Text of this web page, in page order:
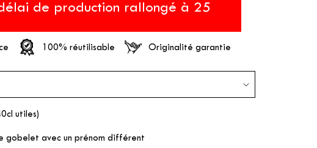
délai de production rallongé à 25
100% réutilisable Originalité garantie
utiles)
gobelet avec un prénom différent